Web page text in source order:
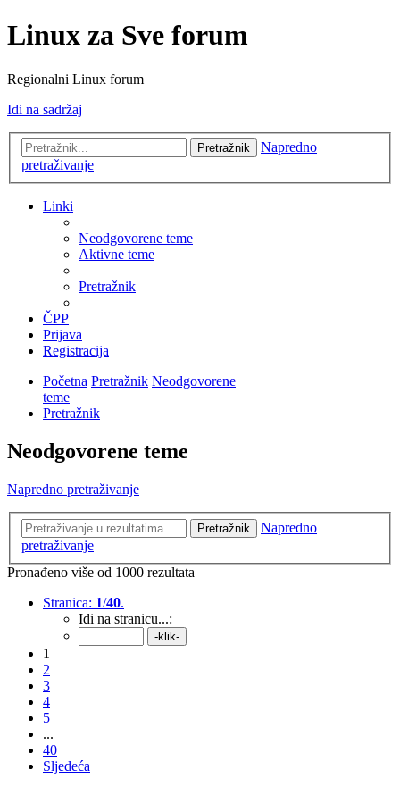
Linux za Sve forum
Regionalni Linux forum
Idi na sadržaj
Pretražnik
Napredno
pretraživanje
Linki
Neodgovorene teme
Aktivne teme
Pretražnik
ČPP
Prijava
Registracija
Početna Pretražnik Neodgovorene
teme
Pretražnik
Neodgovorene teme
Napredno pretraživanje
Pretražnik
Napredno
pretraživanje
Pronađeno više od 1000 rezultata
Stranica: 1/40.
Idi na stranicu...:
1
2
3
4
5
...
40
Sljedeća